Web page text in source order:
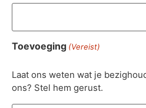
Toevoeging (Vereist)
Laat ons weten wat je
ons? Stel hem gerust.